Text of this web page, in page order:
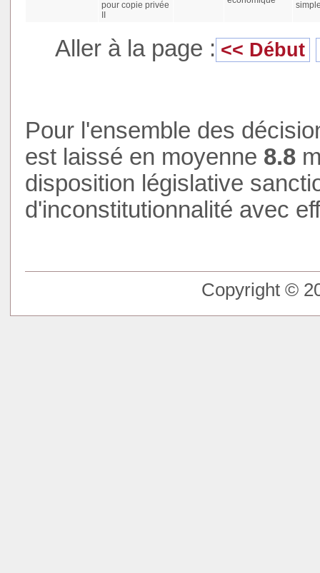
pour copie privée
II
Aller à la page : << Début
Pour l'ensemble des
est laissé en moyenne 9
disposition législative
d'inconstitutionnalité avec
Copyright ©